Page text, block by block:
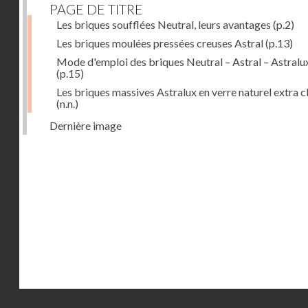
PAGE DE TITRE
Les briques soufflées Neutral, leurs avantages (p.2)
Les briques moulées pressées creuses Astral(p.13)
Mode d'emploi des briques Neutral – Astral –
(p.15)
Les briques massives Astralux en verre naturel extra
(n.n.)
Dernière image